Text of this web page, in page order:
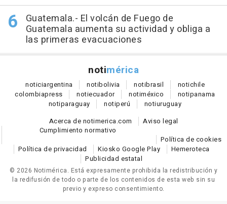
Guatemala.- El volcán de Fuego de
Guatemala aumenta su actividad y obliga a
las primeras evacuaciones
notimérica
noticiargentina notibolivia notibrasil notichile
colombiapress notiecuador notiméxico notipanama
notiparaguay notiperú notiuruguay
Acerca de notimerica.com
Aviso legal
Cumplimiento normativo
Política de cookies
Política de privacidad
Kiosko Google Play
Hemeroteca
Publicidad estatal
© 2026 Notimérica. Está expresamente prohibida la redistribución y
la redifusión de todo o parte de los contenidos de esta web sin su
previo y expreso consentimiento.